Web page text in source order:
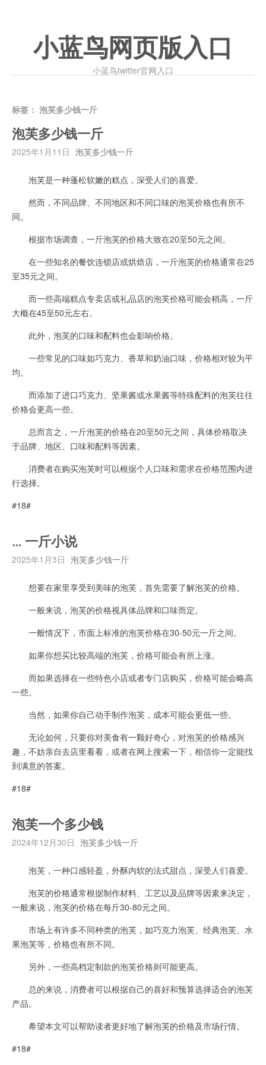
小蓝鸟网页版入口
小蓝鸟twitter官网入口
标签： 泡芙多少钱一斤
泡芙多少钱一斤
2025年1月11日 泡芙多少钱一斤
泡芙是一种蓬松软嫩的糕点，深受人们的喜爱。
然而，不同品牌、不同地区和不同口味的泡芙价格也有所不
同。
根据市场调查，一斤泡芙的价格大致在20至50元之间。
在一些知名的餐饮连锁店或烘焙店，一斤泡芙的价格通常在25
至35元之间。
而一些高端糕点专卖店或礼品店的泡芙价格可能会稍高，一斤
大概在45至50元左右。
此外，泡芙的口味和配料也会影响价格。
一些常见的口味如巧克力、香草和奶油口味，价格相对较为平
均。
而添加了进口巧克力、坚果酱或水果酱等特殊配料的泡芙往往
价格会更高一些。
总而言之，一斤泡芙的价格在20至50元之间，具体价格取决
于品牌、地区、口味和配料等因素。
消费者在购买泡芙时可以根据个人口味和需求在价格范围内进
行选择。
#18#
… 一斤小说
2025年1月3日 泡芙多少钱一斤
想要在家里享受到美味的泡芙，首先需要了解泡芙的价格。
一般来说，泡芙的价格视具体品牌和口味而定。
一般情况下，市面上标准的泡芙价格在30-50元一斤之间。
如果你想买比较高端的泡芙，价格可能会有所上涨。
而如果选择在一些特色小店或者专门店购买，价格可能会略高
一些。
当然，如果你自己动手制作泡芙，成本可能会更低一些。
无论如何，只要你对美食有一颗好奇心，对泡芙的价格感兴
趣，不妨亲自去店里看看，或者在网上搜索一下，相信你一定能找
到满意的答案。
#18#
泡芙一个多少钱
2024年12月30日 泡芙多少钱一斤
泡芙，一种口感轻盈，外酥内软的法式甜点，深受人们喜爱。
泡芙的价格通常根据制作材料、工艺以及品牌等因素来决定，
一般来说，泡芙的价格在每斤30-80元之间。
市场上有许多不同种类的泡芙，如巧克力泡芙、经典泡芙、水
果泡芙等，价格也有所不同。
另外，一些高档定制款的泡芙价格则可能更高。
总的来说，消费者可以根据自己的喜好和预算选择适合的泡芙
产品。
希望本文可以帮助读者更好地了解泡芙的价格及市场行情。
#18#